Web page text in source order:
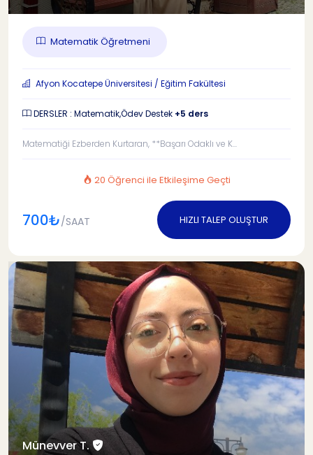
Matematik Öğretmeni
Afyon Kocatepe Üniversitesi / Eğitim Fakültesi
DERSLER : Matematik,Ödev Destek +5 ders
Matematiği Ezberden Kurtaran, **Başarı Odaklı ve K...
20 Öğrenci ile Etkileşime Geçti
700₺/SAAT HIZLI TALEP OLUŞTUR
Münevver T.